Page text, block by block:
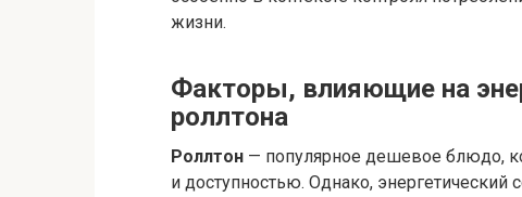
жизни.
Факторы, влияющие на
роллтона
Роллтон — популярное дешевое блюдо,
и доступностью. Однако, энергетический